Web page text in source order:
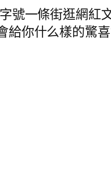
號一條街逛網紅
給你什么樣的驚